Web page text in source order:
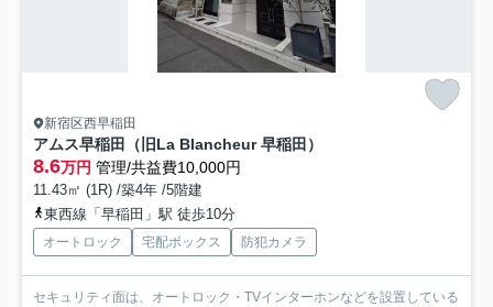
新宿区西早稲田
アムス早稲田（旧La Blancheur 早稲田）
8.6万円 管理/共益費10,000円
11.43㎡ (1R) /築4年 /5階建
東西線「早稲田」駅 徒歩10分
オートロック 宅配ボックス 防犯カメラ
セキュリティ面は、オートロック・TVインターホンなどを設置している